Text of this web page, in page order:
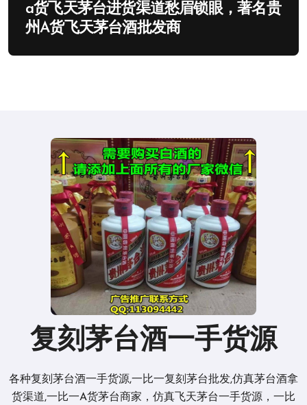
a货飞天茅台进货渠道愁眉锁眼，著名贵
州A货飞天茅台酒批发商
复刻茅台酒一手货源
各种复刻茅台酒一手货源,一比一复刻茅台批发,仿真茅台酒拿
货渠道,一比一A货茅台商家，仿真飞天茅台一手货源，一比